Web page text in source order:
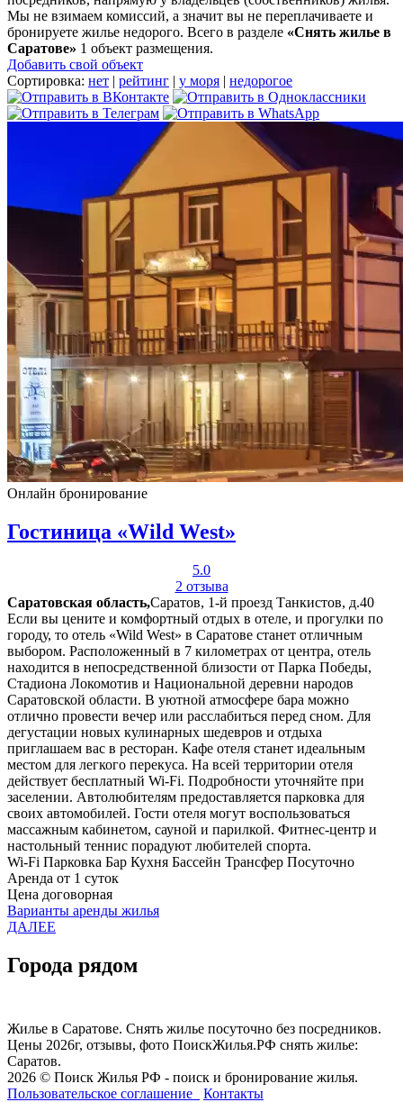
Мы не взимаем комиссий, а значит вы не переплачиваете и
бронируете жилье недорого. Всего в разделе «Снять жилье в
Саратове» 1 объект размещения.
Добавить свой объект
Сортировка: нет | рейтинг | у моря | недорогое
Онлайн бронирование
Гостиница «Wild West»
5.0
2 отзыва
Саратовская область,Саратов, 1-й проезд Танкистов, д.40
Если вы цените и комфортный отдых в отеле, и прогулки по
городу, то отель «Wild West» в Саратове станет отличным
выбором. Расположенный в 7 километрах от центра, отель
находится в непосредственной близости от Парка Победы,
Стадиона Локомотив и Национальной деревни народов
Саратовской области. В уютной атмосфере бара можно
отлично провести вечер или расслабиться перед сном. Для
дегустации новых кулинарных шедевров и отдыха
приглашаем вас в ресторан. Кафе отеля станет идеальным
местом для легкого перекуса. На всей территории отеля
действует бесплатный Wi-Fi. Подробности уточняйте при
заселении. Автолюбителям предоставляется парковка для
своих автомобилей. Гости отеля могут воспользоваться
массажным кабинетом, сауной и парилкой. Фитнес-центр и
настольный теннис порадуют любителей спорта.
Wi-Fi Парковка Бар Кухня Бассейн Трансфер Посуточно
Аренда от 1 суток
Цена договорная
Варианты аренды жилья
ДАЛЕЕ
Города рядом
Жилье в Саратове. Снять жилье посуточно без посредников.
Цены 2026г, отзывы, фото ПоискЖилья.РФ снять жилье:
Саратов.
2026 © Поиск Жилья РФ - поиск и бронирование жилья.
Пользовательское соглашение
Контакты